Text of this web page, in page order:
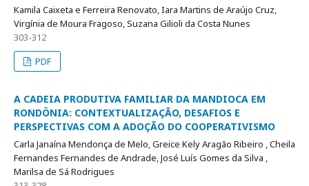
Kamila Caixeta e Ferreira Renovato, Iara Martins de Araújo Cruz,
Virgínia de Moura Fragoso, Suzana Gilioli da Costa Nunes
303-312
PDF
A CADEIA PRODUTIVA FAMILIAR DA MANDIOCA EM
RONDÔNIA: CONTEXTUALIZAÇÃO, DESAFIOS E
PERSPECTIVAS COM A ADOÇÃO DO COOPERATIVISMO
Carla Janaína Mendonça de Melo, Greice Kely Aragão Ribeiro , Cheila
Fernandes Fernandes de Andrade, José Luís Gomes da Silva ,
Marilsa de Sá Rodrigues